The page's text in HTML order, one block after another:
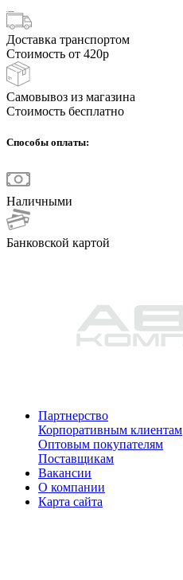
Доставка транспортом
Стоимость от 420р
Самовывоз из магазина
Стоимость бесплатно
Способы оплаты:
Наличными
Банковской картой
Партнерство
Корпоративным клиентам
Оптовым покупателям
Поставщикам
Вакансии
О компании
Карта сайта